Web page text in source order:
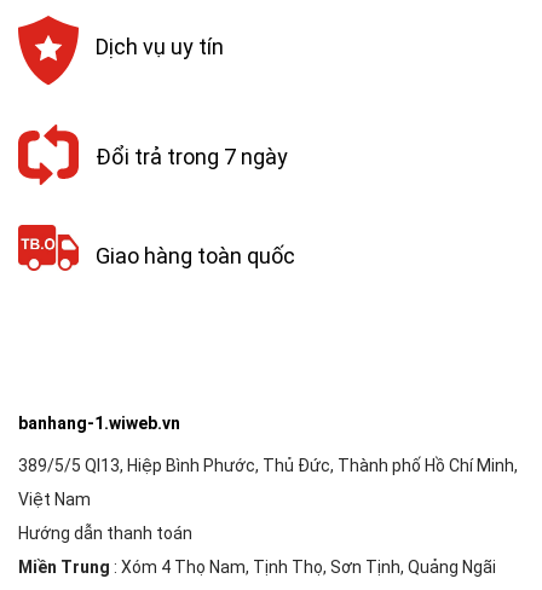
Dịch vụ uy tín
Đổi trả trong 7 ngày
Giao hàng toàn quốc
banhang-1.wiweb.vn
389/5/5 Ql13, Hiệp Bình Phước, Thủ Đức, Thành phố Hồ Chí Minh,
Việt Nam
Hướng dẫn thanh toán
Miền Trung : Xóm 4 Thọ Nam, Tịnh Thọ, Sơn Tịnh, Quảng Ngãi